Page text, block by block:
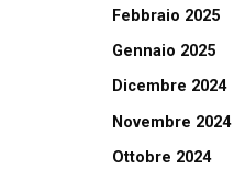
Febbraio 2025
Gennaio 2025
Dicembre 2024
Novembre 2024
Ottobre 2024